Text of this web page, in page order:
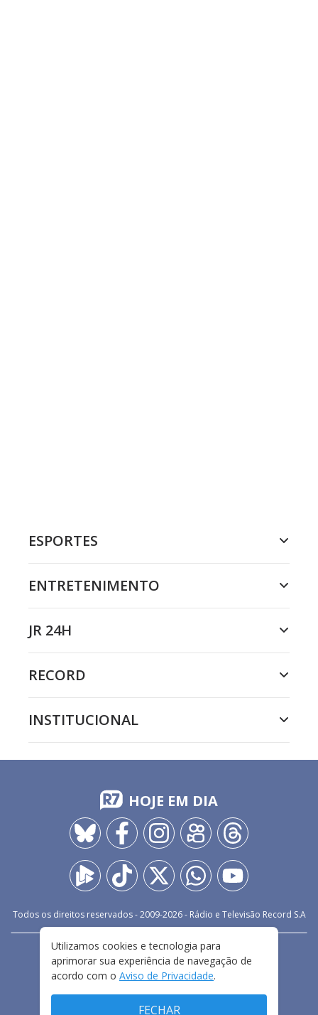
ESPORTES
ENTRETENIMENTO
JR 24H
RECORD
INSTITUCIONAL
HOJE EM DIA
Todos os direitos reservados - 2009-2026- Rádio e Televisão Record S.A
FALE CONOSCO
PRIVACIDADE
TERMOS E CONDIÇÕES DE USO
Utilizamos cookies e tecnologia para
aprimorar sua experiência de navegação de
acordo com o Aviso de Privacidade.
FECHAR